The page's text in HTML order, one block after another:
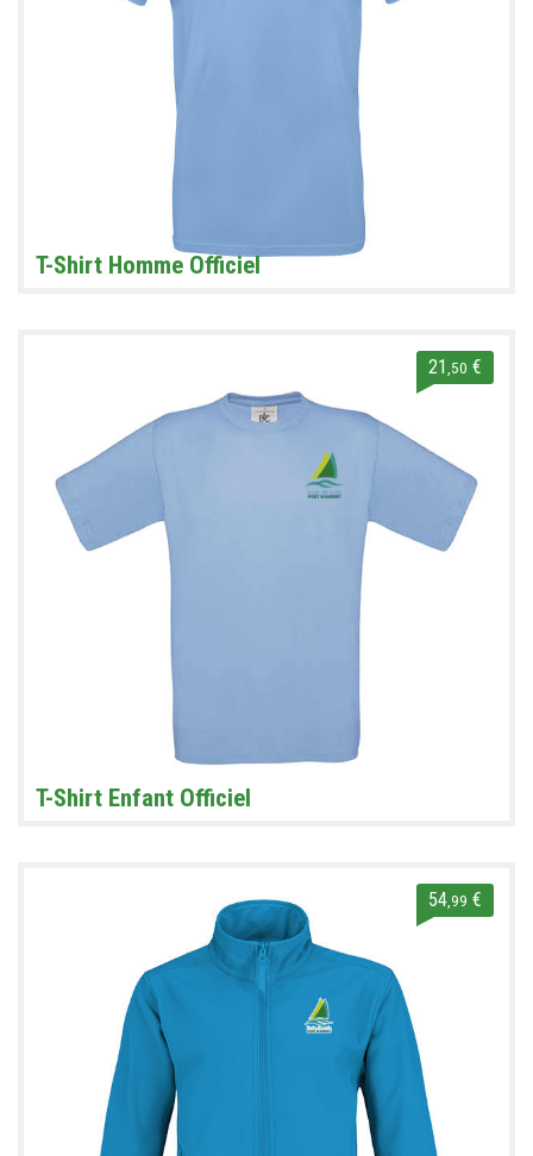
T-Shirt Homme Officiel
21 ,50 €
T-Shirt Enfant Officiel
54 ,99 €